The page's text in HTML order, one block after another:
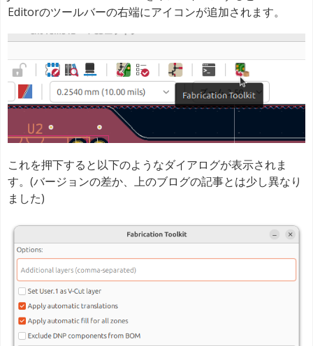
Editorのツールバーの右端にアイコンが追加されます。
これを押下すると以下のようなダイアログが表示されま
す。(バージョンの差か、上のブログの記事とは少し異なり
ました)